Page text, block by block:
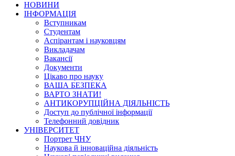
НОВИНИ
ІНФОРМАЦІЯ
Вступникам
Студентам
Аспірантам і науковцям
Викладачам
Вакансії
Документи
Цікаво про науку
ВАША БЕЗПЕКА
ВАРТО ЗНАТИ!
АНТИКОРУПЦІЙНА ДІЯЛЬНІСТЬ
Доступ до публічної інформації
Телефонний довідник
УНІВЕРСИТЕТ
Портрет ЧНУ
Наукова й інноваційна діяльність